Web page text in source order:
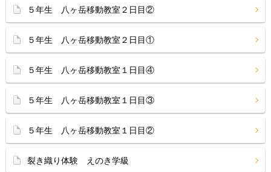
５年生 八ヶ岳移動教室２日目②
５年生 八ヶ岳移動教室２日目①
５年生 八ヶ岳移動教室１日目④
５年生 八ヶ岳移動教室１日目③
５年生 八ヶ岳移動教室１日目②
裂き織り体験 えのき学級